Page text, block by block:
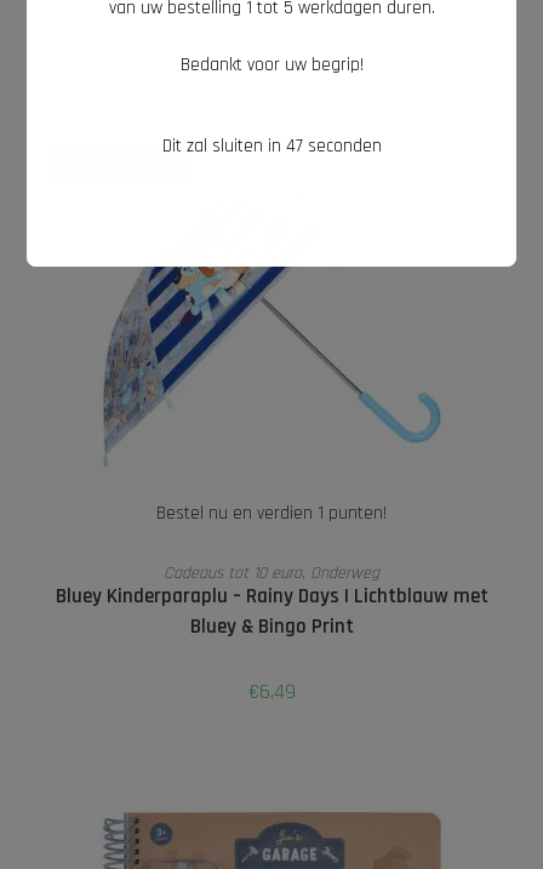
€2,99
Bestel nu en verdien 1 punten!
LEES VERDER
Cadeaus tot 10 euro, Onderweg
Bluey Kinderparaplu – Rainy Days | Lichtblauw met
Bluey & Bingo Print
€6,49
van uw bestelling 1 tot 5 werkdagen duren.
Bedankt voor uw begrip!
Dit zal sluiten in 46 seconden